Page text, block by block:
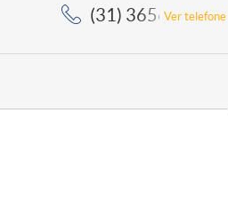
(31) 3656-5364,
Ver telefone